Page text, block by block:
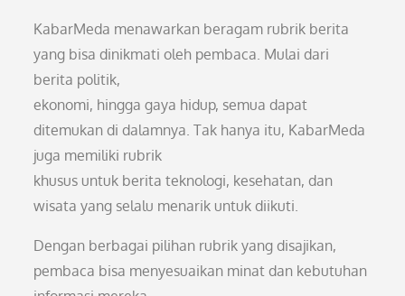
KabarMeda menawarkan beragam rubrik berita
yang bisa dinikmati oleh pembaca. Mulai dari
berita politik,
ekonomi, hingga gaya hidup, semua dapat
ditemukan di dalamnya. Tak hanya itu, KabarMeda
juga memiliki rubrik
khusus untuk berita teknologi, kesehatan, dan
wisata yang selalu menarik untuk diikuti.
Dengan berbagai pilihan rubrik yang disajikan,
pembaca bisa menyesuaikan minat dan kebutuhan